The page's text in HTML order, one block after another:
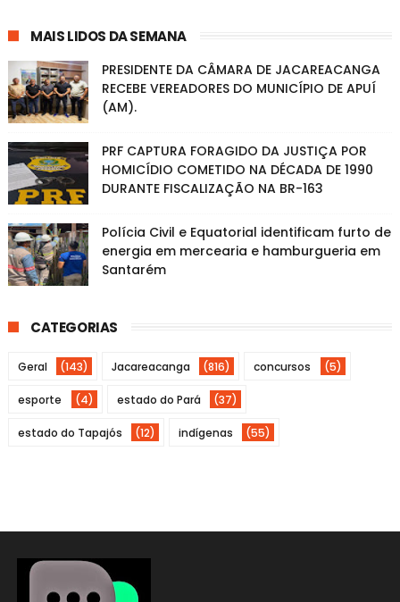
MAIS LIDOS DA SEMANA
PRESIDENTE DA CÂMARA DE JACAREACANGA
RECEBE VEREADORES DO MUNICÍPIO DE APUÍ
(AM).
PRF CAPTURA FORAGIDO DA JUSTIÇA POR
HOMICÍDIO COMETIDO NA DÉCADA DE 1990
DURANTE FISCALIZAÇÃO NA BR-163
Polícia Civil e Equatorial identificam furto de
energia em mercearia e hamburgueria em
Santarém
CATEGORIAS
Geral (143) Jacareacanga (816) concursos (5)
esporte (4) estado do Pará (37)
estado do Tapajós (12) indígenas (55)